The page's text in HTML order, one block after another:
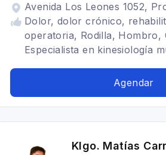
Avenida Los Leones 1052,
Dolor, dolor crónico,
operatoria, Rodilla, Hombro,
Especialista en kinesiología
Ligamento cruzado anterior,
Agendar
Klgo. Matías